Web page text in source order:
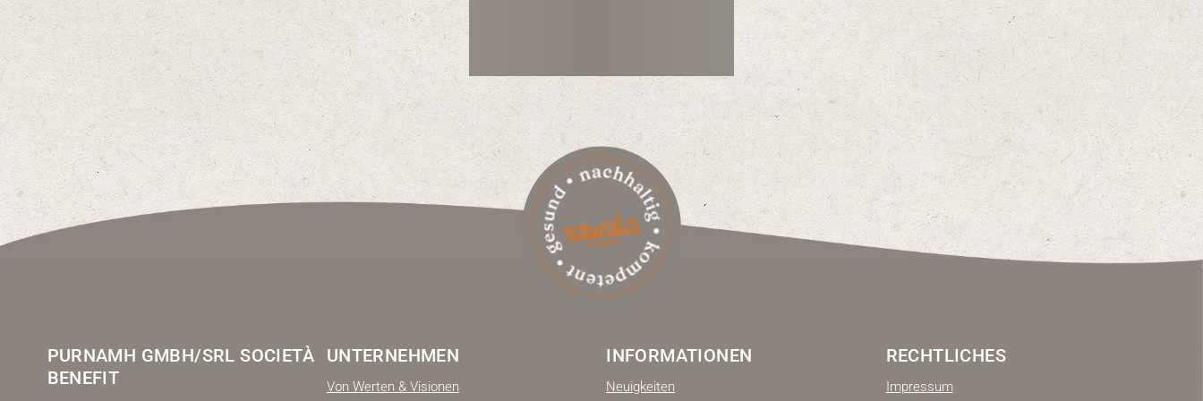
PURNAMH GMBH/SRL SOCIETÀ
BENEFIT
UNTERNEHMEN
Von Werten & Visionen
INFORMATIONEN
Neuigkeiten
RECHTLICHES
Impressum